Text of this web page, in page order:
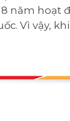
năm hoạt
Vì vậy,